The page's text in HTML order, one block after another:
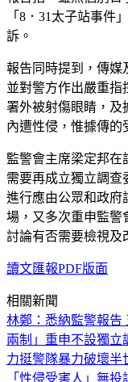
「8．31太子站事件
訴。
報告同時提到，傳媒
並對警方作出嚴重指
署外被射傷眼睛，及
內遭性侵，惟據傳的
監警會主席梁定邦在
需要再成立獨立調查
進行應由公眾和政府
場，又多次重申監警
討論有否需要檢視及
讀文匯報PDF版面
相關新聞
林鄭：悉納監警報告
兩制」 重申不設獨立
力挺警隊暴力破壞半
「性侵受害人」無投